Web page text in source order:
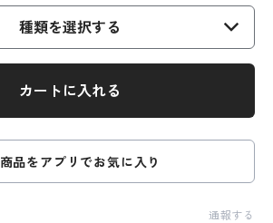
種類を選択する
カートに入れる
商品をアプリでお気に入り
通報する